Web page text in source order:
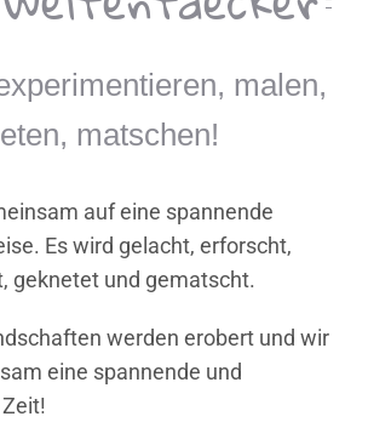
malen,
matschen!
auf eine spannende
Es wird gelacht, erforscht,
geknetet und gematscht.
werden erobert und wir
eine spannende und